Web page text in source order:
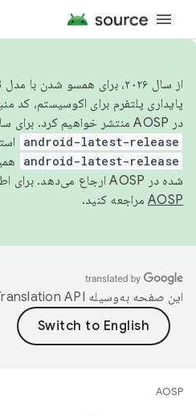
از سال ۲۰۲۶، برای همسو شدن
پایداری پلتفرم برای اکوسیستم، کد
در AOSP منتشر خواهیم کرد. برای ساخت و مشارکت در AOSP،
android-latest-release
android-latest-release
شده در AOSP ارجاع می‌دهد. برای اطلاعات بیشتر، به
AOSP مراجعه کنید.
این صفحه به‌وسیله
AOSP